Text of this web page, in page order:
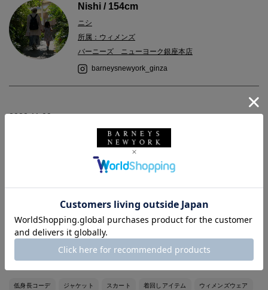
Nishi / 154cm
ニシ
所属：ウィメンズ
バーニーズ ニューヨーク銀座本店
barneysnewyork_ginza
2022.11.09
秋冬の着回しにオススメのジャケットとスカートのご紹介です。
ジャケットはお尻までしっかり隠してくれる丈です。
腰回りをカバーできるのはありがたいです。
袖口は本切羽なので折り返してお使いいただけます。
ジャージースカートは動きやすく、ポケットもついて旅行用にも
活躍しそうです。
低身長コーデ ジャケット スカート 着回しアイテム ウィメンズウェア